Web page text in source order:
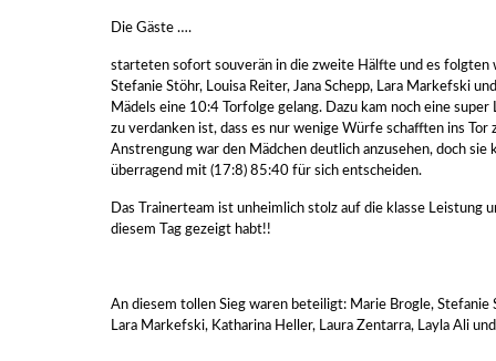
Die Gäste ….
starteten sofort souverän in die zweite Hälfte und es folgten
Stefanie Stöhr, Louisa Reiter, Jana Schepp, Lara Markefski
Mädels eine 10:4 Torfolge gelang. Dazu kam noch eine
zu verdanken ist, dass es nur wenige Würfe schafften ins Tor
Anstrengung war den Mädchen deutlich anzusehen, doch sie
überragend mit (17:8) 85:40 für sich entscheiden.
Das Trainerteam ist unheimlich stolz auf die klasse Leistung
diesem Tag gezeigt habt!!
An diesem tollen Sieg waren beteiligt: Marie Brogle, Stefanie
Lara Markefski, Katharina Heller, Laura Zentarra, Layla Ali